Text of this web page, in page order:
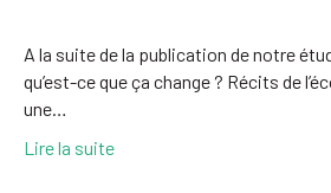
A la suite de la publication de notre
qu’est-ce que ça change ? Récits de
une…
Lire la suite